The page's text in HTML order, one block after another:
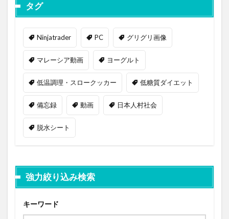
タグ
Ninjatrader PC グリグリ画像
マレーシア動画 ヨーグルト
低温調理・スロークッカー 低糖質ダイエット
備忘録 動画 日本人村社会
脱水シート
強力絞り込み検索
キーワード